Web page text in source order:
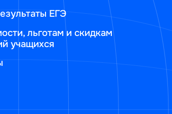
ЕГЭ
льготам и скидкам
учащихся